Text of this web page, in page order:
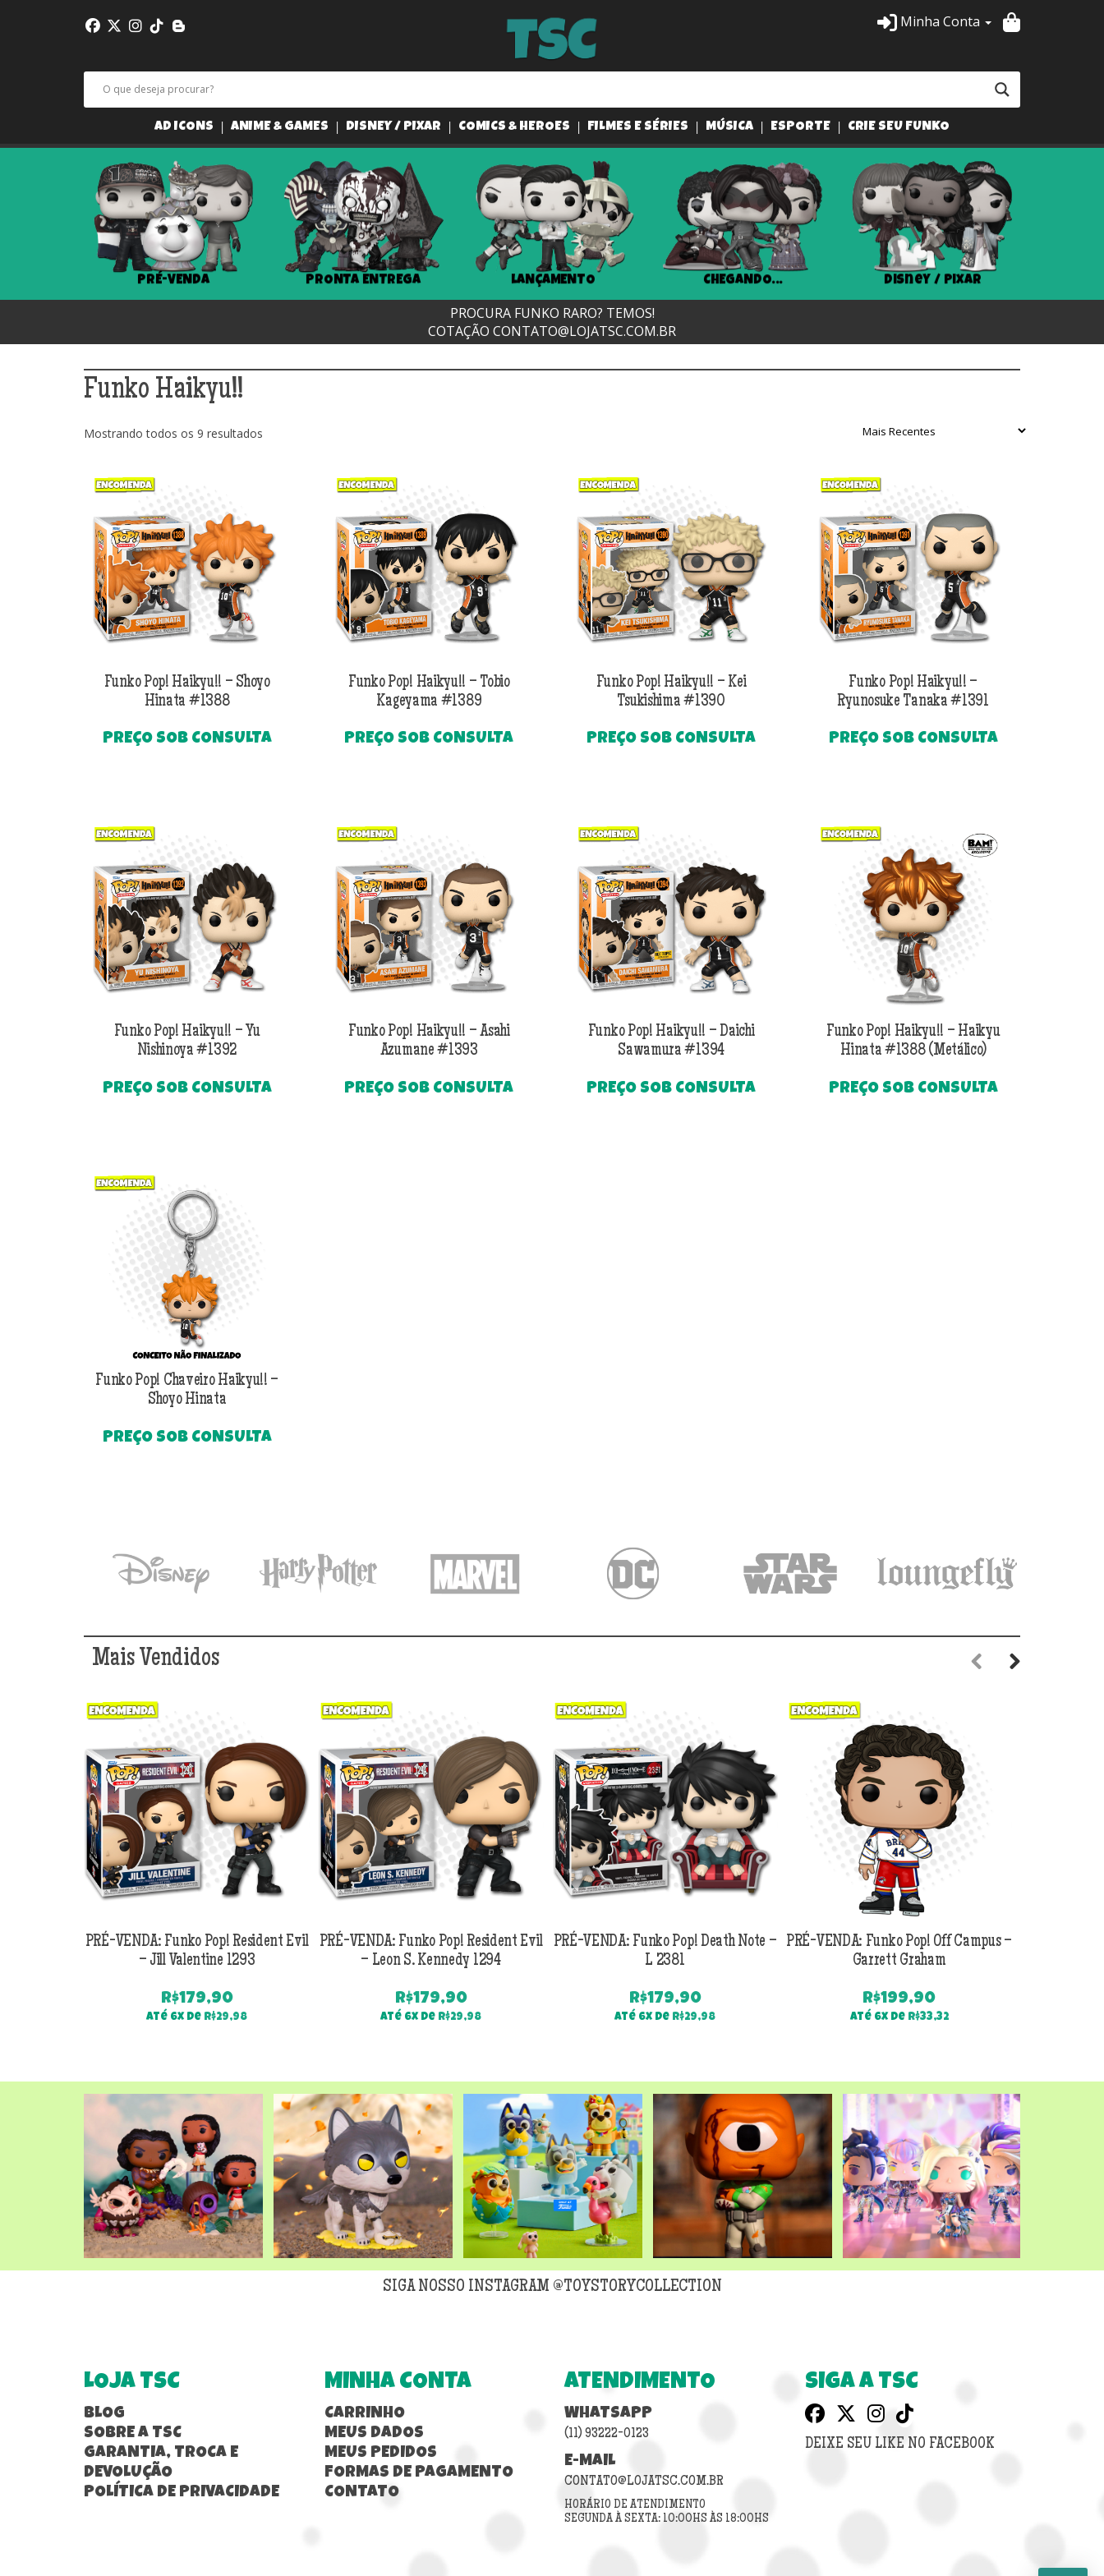
Minha Conta
AD ICONS ANIME & GAMES DISNEY / PIXAR COMICS & HEROES FILMES E SÉRIES MÚSICA ESPORTE CRIE SEU FUNKO
PRÉ-VENDA PRONTA ENTREGA LANÇAMENTO CHEGANDO... Disney / Pixar
PROCURA FUNKO RARO? TEMOS!
COTAÇÃO CONTATO@LOJATSC.COM.BR
Funko Haikyu!!
Mostrando todos os 9 resultados
Funko Pop! Haikyu!! – Shoyo
Hinata #1388
PREÇO SOB CONSULTA
Funko Pop! Haikyu!! – Tobio
Kageyama #1389
PREÇO SOB CONSULTA
Funko Pop! Haikyu!! – Kei
Tsukishima #1390
PREÇO SOB CONSULTA
Funko Pop! Haikyu!! –
Ryunosuke Tanaka #1391
PREÇO SOB CONSULTA
Funko Pop! Haikyu!! – Yu
Nishinoya #1392
PREÇO SOB CONSULTA
Funko Pop! Haikyu!! – Asahi
Azumane #1393
PREÇO SOB CONSULTA
Funko Pop! Haikyu!! – Daichi
Sawamura #1394
PREÇO SOB CONSULTA
Funko Pop! Haikyu!! – Haikyu
Hinata #1388 (Metálico)
PREÇO SOB CONSULTA
Funko Pop! Chaveiro Haikyu!! –
Shoyo Hinata
PREÇO SOB CONSULTA
Mais Vendidos
PRÉ-VENDA: Funko Pop! Resident Evil
– Jill Valentine 1293
R$179,90
Até 6x de R$29,98
PRÉ-VENDA: Funko Pop! Resident Evil
– Leon S. Kennedy 1294
R$179,90
Até 6x de R$29,98
PRÉ-VENDA: Funko Pop! Death Note –
L 2381
R$179,90
Até 6x de R$29,98
PRÉ-VENDA: Funko Pop! Off Campus –
Garrett Graham
R$199,90
Até 6x de R$33,32
SIGA NOSSO INSTAGRAM @TOYSTORYCOLLECTION
LOJA TSC
BLOG
SOBRE A TSC
GARANTIA, TROCA E
DEVOLUÇÃO
POLÍTICA DE PRIVACIDADE
MINHA CONTA
CARRINHO
MEUS DADOS
MEUS PEDIDOS
FORMAS DE PAGAMENTO
CONTATO
ATENDIMENTO
WHATSAPP
(11) 93222-0123
E-MAIL
CONTATO@LOJATSC.COM.BR
HORÁRIO DE ATENDIMENTO
SEGUNDA À SEXTA: 10:00HS ÀS 18:00HS
SIGA A TSC
DEIXE SEU LIKE NO FACEBOOK